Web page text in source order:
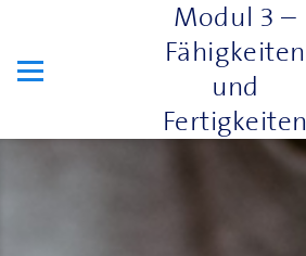
Modul 3 –
Fähigkeiten
und
Fertigkeiten